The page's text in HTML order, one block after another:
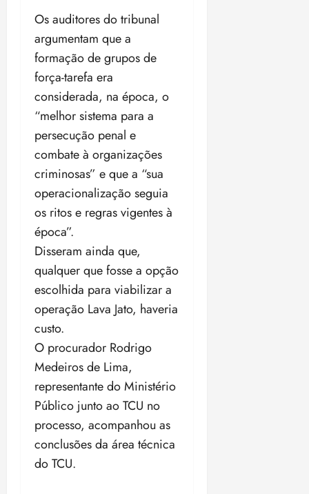
Os auditores do tribunal
argumentam que a
formação de grupos de
força-tarefa era
considerada, na época, o
“melhor sistema para a
persecução penal e
combate à organizações
criminosas” e que a “sua
operacionalização seguia
os ritos e regras vigentes à
época”.
Disseram ainda que,
qualquer que fosse a opção
escolhida para viabilizar a
operação Lava Jato, haveria
custo.
O procurador Rodrigo
Medeiros de Lima,
representante do Ministério
Público junto ao TCU no
processo, acompanhou as
conclusões da área técnica
do TCU.